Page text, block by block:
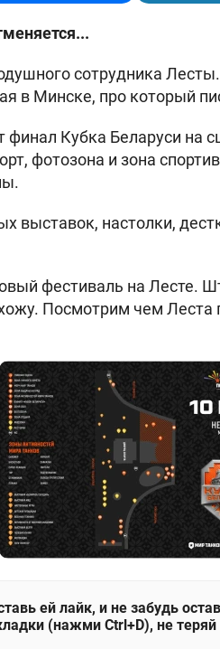
сотрудника
в Минске, про который
Кубка Беларуси на
фотозона и зона
выставок, настолки,
фестиваль на Лесте.
Посмотрим чем Леста
ей лайк, и не забудь
(нажми Ctrl+D), не теряй